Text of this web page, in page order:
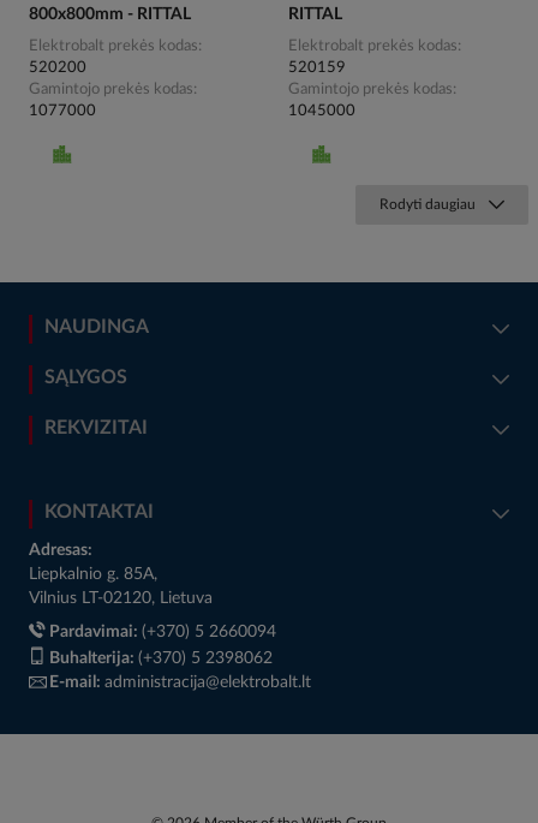
800x800mm - RITTAL
Elektrobalt prekės kodas
520200
Gamintojo prekės kodas
1077000
RITTAL
Elektrobalt prekės kodas
520159
Gamintojo prekės kodas
1045000
Rodyti daugiau
NAUDINGA
SĄLYGOS
REKVIZITAI
KONTAKTAI
Adresas:
Liepkalnio g. 85A,
Vilnius LT-02120, Lietuva
Pardavimai: (+370) 5 2660094
Buhalterija: (+370) 5 2398062
E-mail: administracija@elektrobalt.lt